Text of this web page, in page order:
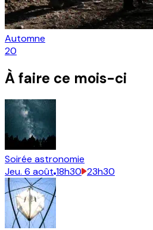
Automne
20
À faire ce mois-ci
Soirée astronomie
Jeu. 6 août 18h30 23h30